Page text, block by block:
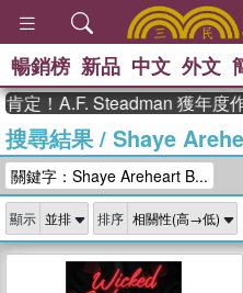
熱
、
獎
登輝
偉
暢銷榜 新品 中文 外文
A.F. Steadman 獲年度作家
搜尋結果/ Shaye
關鍵字：Shaye Areheart B...
顯示 排序